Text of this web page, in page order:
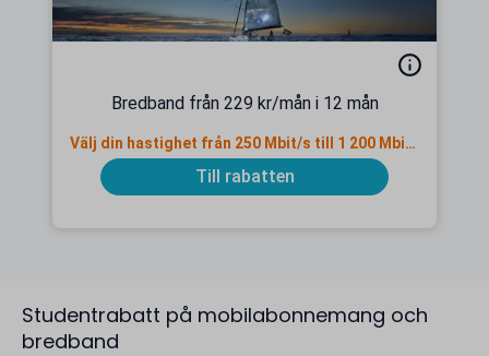
Bredband från 229 kr/mån i 12 mån
Välj din hastighet från 250 Mbit/s till 1 200 Mbit/s
Till rabatten
Studentrabatt på mobilabonnemang och
bredband